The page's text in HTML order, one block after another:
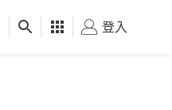
健康 好食玩飛
登入